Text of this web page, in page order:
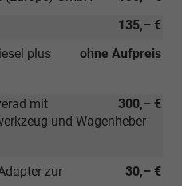
135,– €
ohne Aufpreis
plus
300,– €
mit
und Wagenheber
30,– €
zur